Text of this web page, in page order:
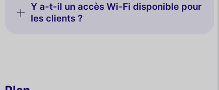
Y a-t-il un accès Wi-Fi disponible pour
les clients ?